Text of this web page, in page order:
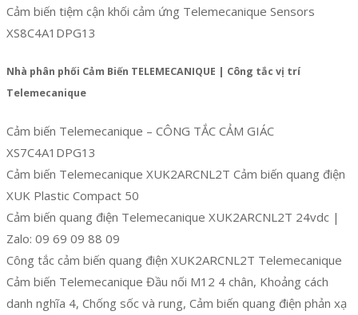
Cảm biến tiệm cận khối cảm ứng Telemecanique Sensors
XS8C4A1DPG13
Nhà phân phối Cảm Biến TELEMECANIQUE | Công tắc vị trí
Telemecanique
Cảm biến Telemecanique – CÔNG TẮC CẢM GIÁC
XS7C4A1DPG13
Cảm biến Telemecanique XUK2ARCNL2T Cảm biến quang điện
XUK Plastic Compact 50
Cảm biến quang điện Telemecanique XUK2ARCNL2T 24vdc |
Zalo: 09 69 09 88 09
Công tắc cảm biến quang điện XUK2ARCNL2T Telemecanique
Cảm biến Telemecanique Đầu nối M12 4 chân, Khoảng cách
danh nghĩa 4, Chống sốc và rung, Cảm biến quang điện phản xạ